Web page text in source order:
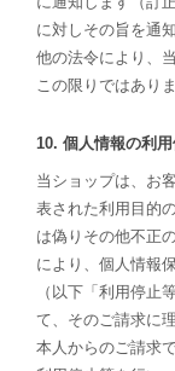
に対しその旨を通
他の法令により、
この限りではありま
10. 個人情報の利
当ショップは、お
表された利用目的
は偽りその他不正
により、個人情報
（以下「利用停止
て、そのご請求に
本人からのご請求